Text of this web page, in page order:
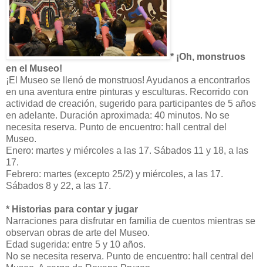
* ¡Oh, monstruos
en el Museo!
¡El Museo se llenó de monstruos! Ayudanos a encontrarlos
en una aventura entre pinturas y esculturas. Recorrido con
actividad de creación, sugerido para participantes de 5 años
en adelante. Duración aproximada: 40 minutos. No se
necesita reserva. Punto de encuentro: hall central del
Museo.
Enero: martes y miércoles a las 17. Sábados 11 y 18, a las
17.
Febrero: martes (excepto 25/2) y miércoles, a las 17.
Sábados 8 y 22, a las 17.
* Historias para contar y jugar
Narraciones para disfrutar en familia de cuentos mientras se
observan obras de arte del Museo.
Edad sugerida: entre 5 y 10 años.
No se necesita reserva. Punto de encuentro: hall central del